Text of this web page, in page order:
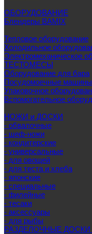
ОБОРУДОВАНИЕ
Блендеры BAMIX
Тепловое оборудование
Холодильное
Электромеханическое
ТЕСТОМЕСЫ
Оборудование для бара
Посудомоечные машины
Упаковочное
Вспомогательное
НОЖИ и ДОСКИ
- обвалочные
- шеф-ножи
- кондитерские
- универсальные
- для овощей
- для теста и хлеба
- японские
- специальные
- филейные
- тесаки
- аксессуары
- для рыбы
РАЗДЕЛОЧНЫЕ ДОСКИ